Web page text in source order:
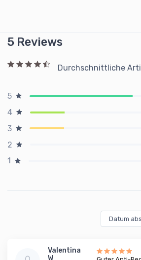
5 Reviews
Durchschnittliche
5
4
3
2
1
Valentina
W